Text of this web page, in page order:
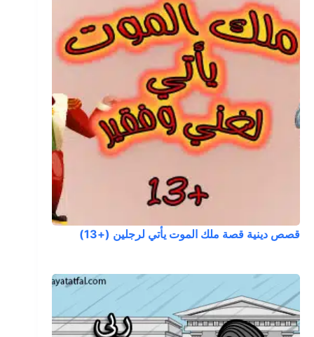
قصص دينية قصة ملك الموت يأتي لرجلين (+13)